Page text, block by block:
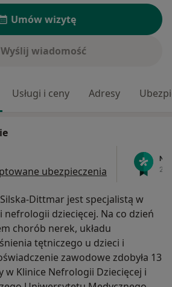
Umów wizytę
Wyślij wiadomość
Usługi i ceny Adresy
ubezpieczenia
Dittmar jest specjalistą w
dziecięcej. Na co dzień
chorób nerek, układu
tętniczego u dzieci i
zawodowe zdobyła 13
w Klinice Nefrologii Dziecięcej i